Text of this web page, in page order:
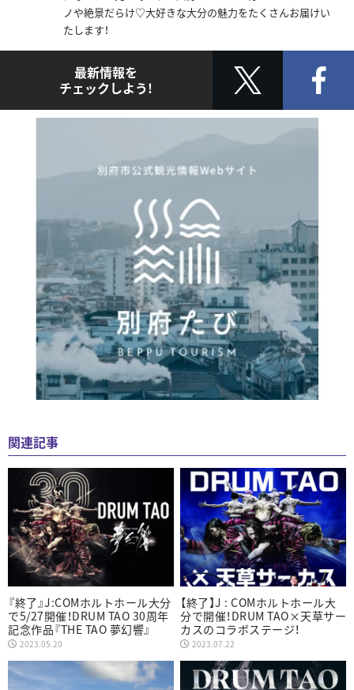
ノや絶景だらけ♡大好きな大分の魅力をたくさんお届けい
たします！
最新情報を
チェックしよう!
関連記事
『終了』J:COMホルトホール大分
で5/27開催！DRUM TAO 30周年
記念作品『THE TAO 夢幻響』
2023.05.20
【終了】J : COMホルトホール大
分で開催！DRUM TAO×天草サー
カスのコラボステージ！
2023.07.22